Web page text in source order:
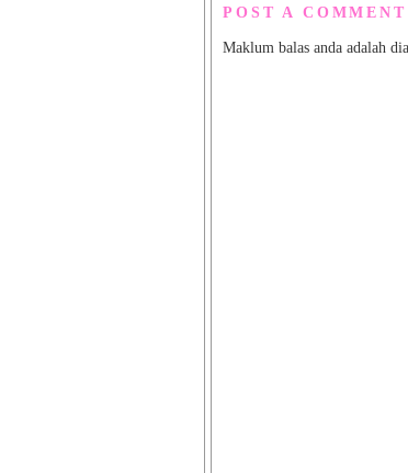
POST A COMMENT
Maklum balas anda adalah